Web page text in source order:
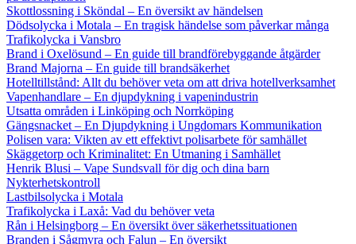
Skottlossning i Sköndal – En översikt av händelsen
Dödsolycka i Motala – En tragisk händelse som påverkar många
Trafikolycka i Vansbro
Brand i Oxelösund – En guide till brandförebyggande åtgärder
Brand Majorna – En guide till brandsäkerhet
Hotelltillstånd: Allt du behöver veta om att driva hotellverksamhet
Vapenhandlare – En djupdykning i vapenindustrin
Utsatta områden i Linköping och Norrköping
Gängsnacket – En Djupdykning i Ungdomars Kommunikation
Polisen vara: Vikten av ett effektivt polisarbete för samhället
Skäggetorp och Kriminalitet: En Utmaning i Samhället
Henrik Blusi – Vape Sundsvall för dig och dina barn
Nykterhetskontroll
Lastbilsolycka i Motala
Trafikolycka i Laxå: Vad du behöver veta
Rån i Helsingborg – En översikt över säkerhetssituationen
Branden i Sågmyra och Falun – En översikt